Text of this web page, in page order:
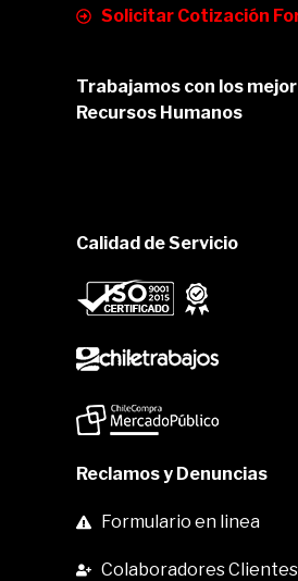
Solicitar Cotización
Trabajamos con los
Recursos Humanos
Calidad de Servicio
Reclamos y Denuncias
Formulario en linea
Colaboradores Clientes